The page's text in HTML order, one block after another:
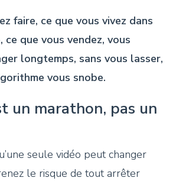
faire, ce que vous vivez dans
que vous vendez, vous
longtemps, sans vous lasser,
vous snobe.
un marathon, pas un
seule vidéo peut changer
le risque de tout arrêter